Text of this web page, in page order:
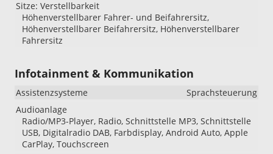
Sitze: Verstellbarkeit
Höhenverstellbarer Fahrer- und Beifahrersitz,
Höhenverstellbarer Beifahrersitz, Höhenverstellbarer
Fahrersitz
Infotainment & Kommunikation
Assistenzsysteme
Sprachsteuerung
Audioanlage
Radio/MP3-Player, Radio, Schnittstelle MP3, Schnittstelle
USB, Digitalradio DAB, Farbdisplay, Android Auto, Apple
CarPlay, Touchscreen